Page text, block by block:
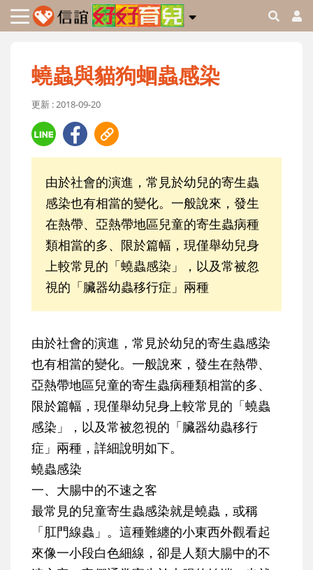
蟯蟲與貓狗蛔蟲感染
更新 : 2018-09-20
由於社會的演進，常見於幼兒的寄生蟲
感染也有相當的變化。一般說來，發生
在熱帶、亞熱帶地區兒童的寄生蟲病種
類相當的多、限於篇幅，現僅舉幼兒身
上較常見的「蟯蟲感染」，以及常被忽
視的「臟器幼蟲移行症」兩種
由於社會的演進，常見於幼兒的寄生蟲感染
也有相當的變化。一般說來，發生在熱帶、
亞熱帶地區兒童的寄生蟲病種類相當的多、
限於篇幅，現僅舉幼兒身上較常見的「蟯蟲
感染」，以及常被忽視的「臟器幼蟲移行
症」兩種，詳細說明如下。
蟯蟲感染
一、大腸中的不速之客
最常見的兒童寄生蟲感染就是蟯蟲，或稱
「肛門線蟲」。這種難纏的小東西外觀看起
來像一小段白色細線，卻是人類大腸中的不